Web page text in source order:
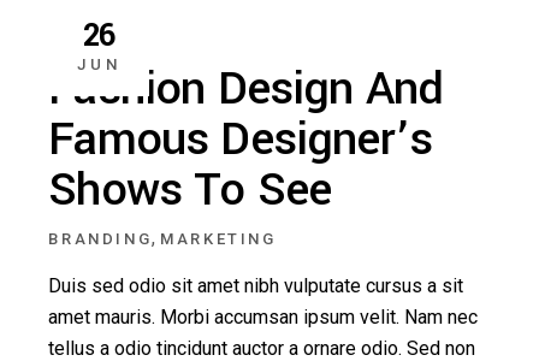
26
JUN
Fashion Design And
Famous Designer’s
Shows To See
BRANDING, MARKETING
Duis sed odio sit amet nibh vulputate cursus a sit
amet mauris. Morbi accumsan ipsum velit. Nam nec
tellus a odio tincidunt auctor a ornare odio. Sed non